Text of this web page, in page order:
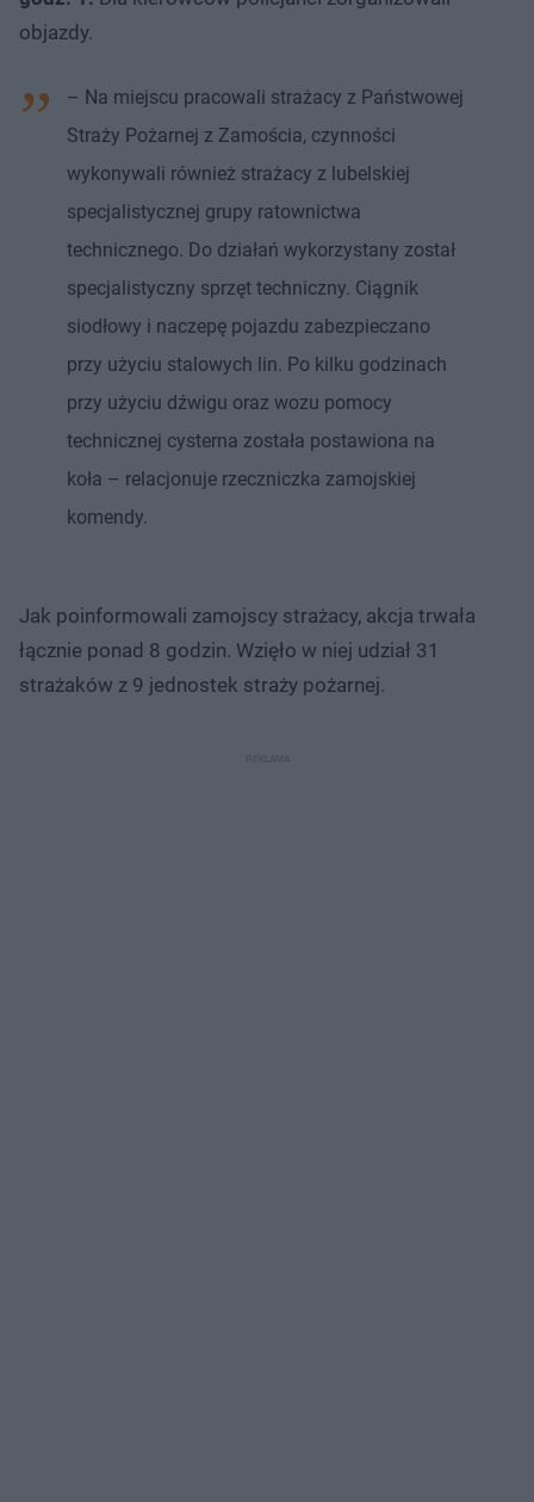
objazdy.
– Na miejscu pracowali strażacy z Państwowej
Straży Pożarnej z Zamościa, czynności
wykonywali również strażacy z lubelskiej
specjalistycznej grupy ratownictwa
technicznego. Do działań wykorzystany został
specjalistyczny sprzęt techniczny. Ciągnik
siodłowy i naczepę pojazdu zabezpieczano
przy użyciu stalowych lin. Po kilku godzinach
przy użyciu dźwigu oraz wozu pomocy
technicznej cysterna została postawiona na
koła – relacjonuje rzeczniczka zamojskiej
komendy.
Jak poinformowali zamojscy strażacy, akcja trwała
łącznie ponad 8 godzin. Wzięło w niej udział 31
strażaków z 9 jednostek straży pożarnej.